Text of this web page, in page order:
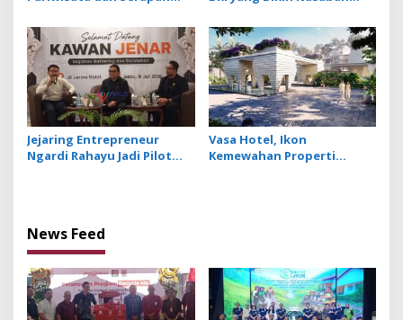
Grand Outlet Bali Resmi
Dibuka di KEK Kura Kura
Jejaring Entrepreneur
Ngardi Rahayu Jadi Pilot
Vasa Hotel, Ikon
Kemewahan Properti
News Feed